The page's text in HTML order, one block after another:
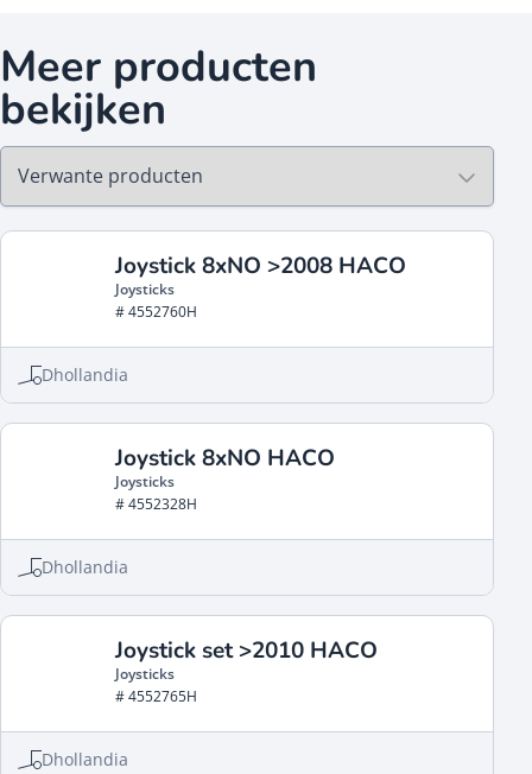
Meer producten
bekijken
Joystick 8xNO >2008 HACO
Joysticks
# 4552760H
Dhollandia
Joystick 8xNO HACO
Joysticks
# 4552328H
Dhollandia
Joystick set >2010 HACO
Joysticks
# 4552765H
Dhollandia